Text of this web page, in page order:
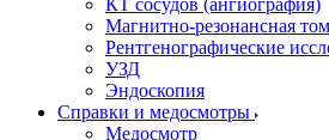
КТ сосудов (ангиография)
Магнитно-резонансная
Рентгенографические
УЗД
Эндоскопия
Справки и медосмотры
Медосмотр